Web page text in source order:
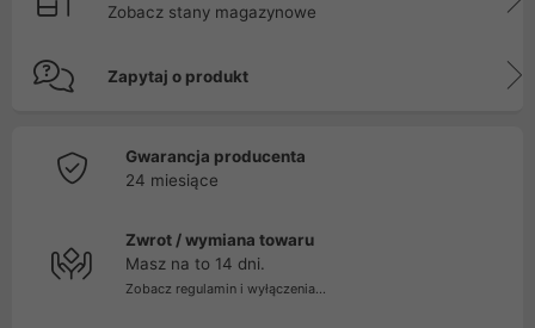
Zobacz stany magazynowe
Zapytaj o produkt
Gwarancja producenta
24 miesiące
Zwrot / wymiana towaru
Masz na to 14 dni.
Zobacz regulamin i wyłączenia...